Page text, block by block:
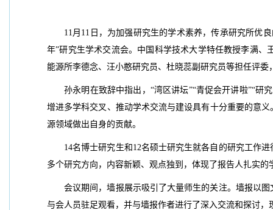
11月11日，为加强研究生的学术素养，传承研究所优
年”研究生学术交流会。中国科学技术大学特任教授李满
能源所李德念、汪小憨研究员、杜晓蕊副研究员等担任评
孙永明在致辞中指出，“湾区讲坛”“青促会开讲啦”“
增进多学科交叉、推动学术交流与建设具有十分重要的意
源领域做出自身的贡献。
14名博士研究生和12名硕士研究生就各自的研究工作
多个研究方向，内容新颖、观点独到，体现了报告人扎实
会议期间，墙报展示吸引了大量师生的关注。墙报以
与会人员驻足观看，并与墙报作者进行了深入交流和探讨，